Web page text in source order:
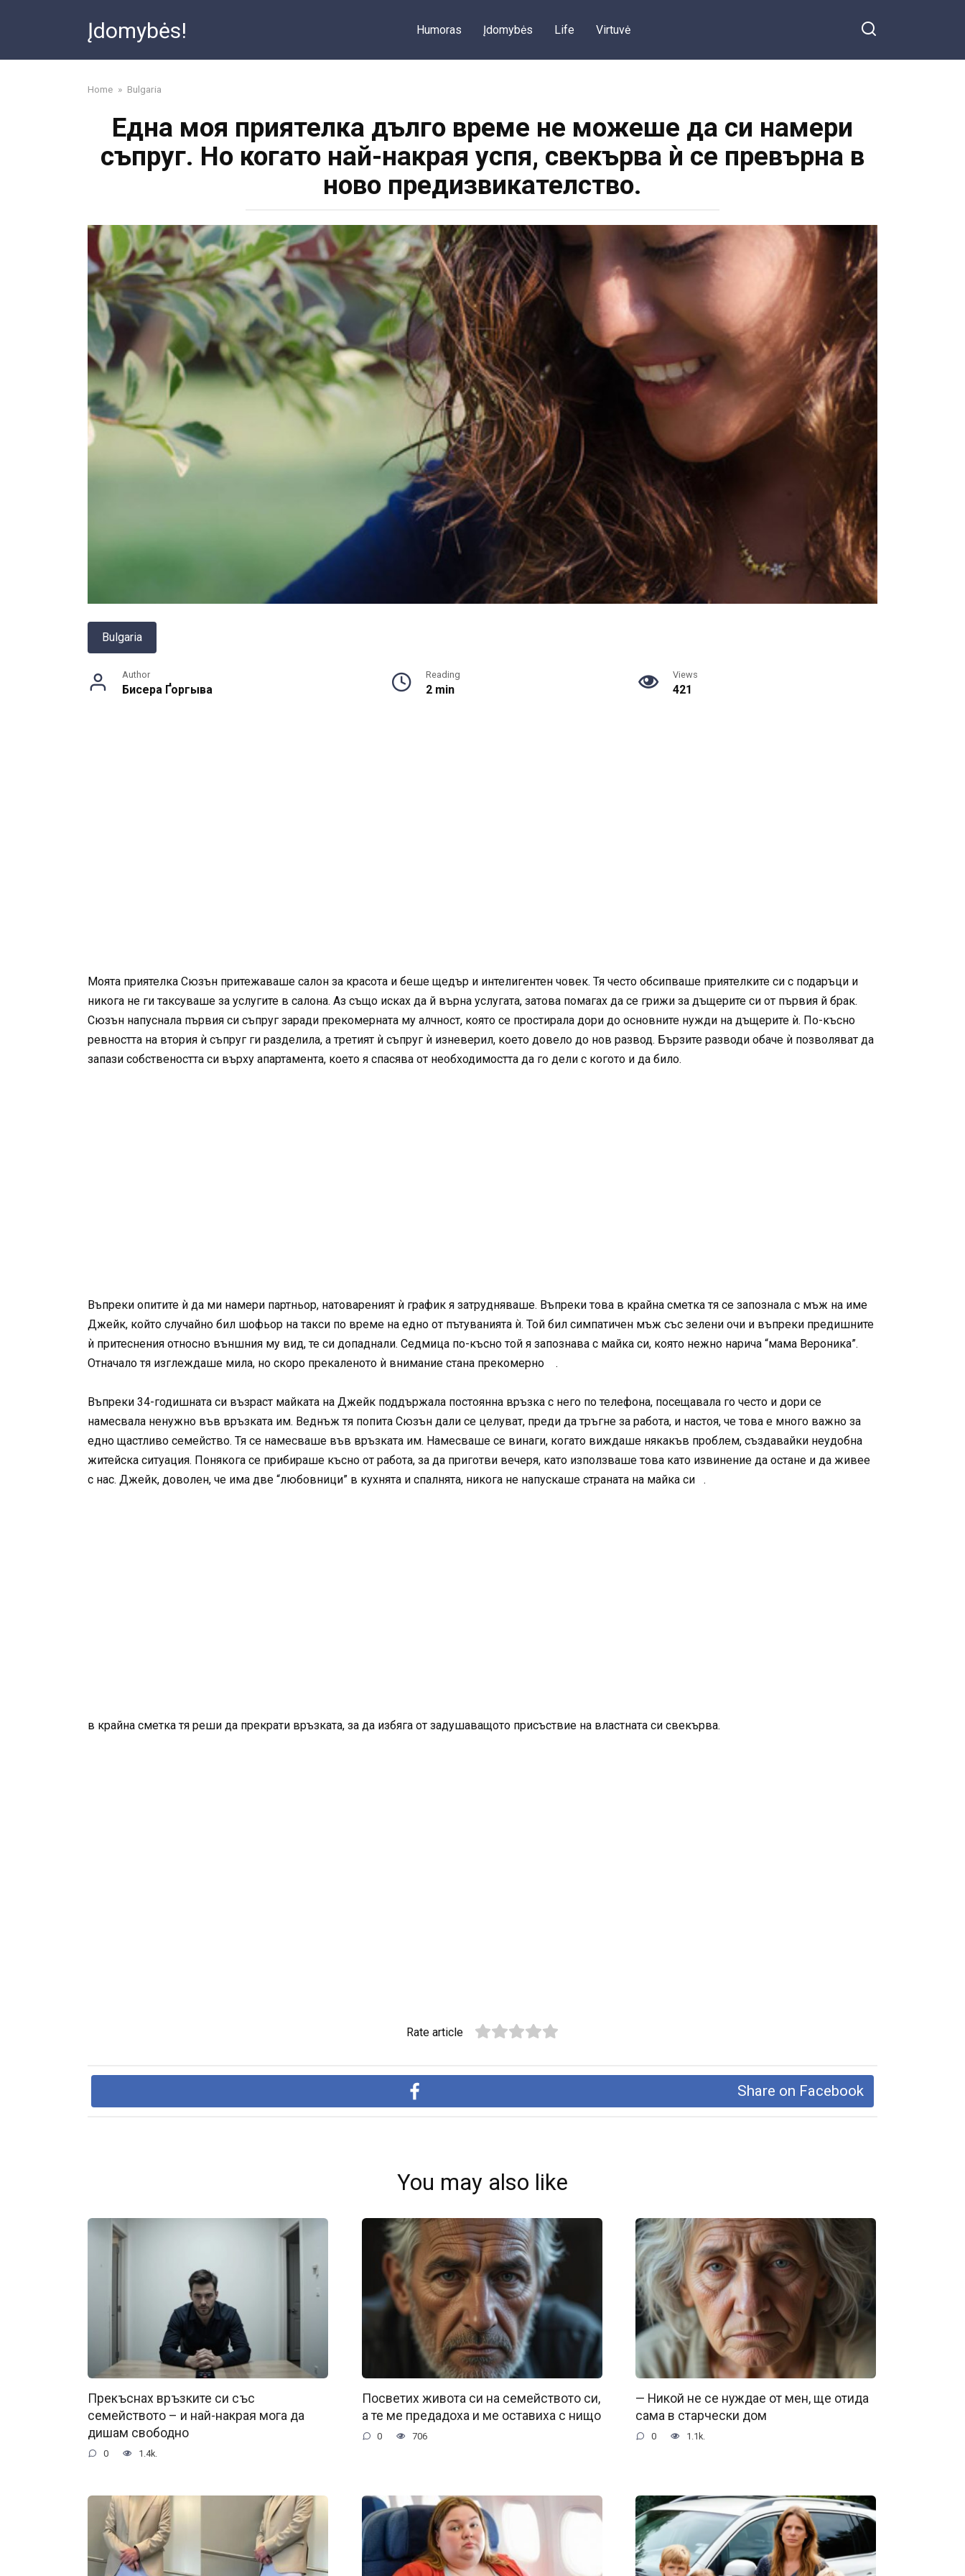
Įdomybės! Humoras Įdomybės Life Virtuvė
Home » Bulgaria
Една моя приятелка дълго време не можеше да си намери
съпруг. Но когато най-накрая успя, свекърва ѝ се превърна в
ново предизвикателство.
Bulgaria
Author
Бисера Ґоргыва
Reading
2 min
Views
421
Моята приятелка Сюзън притежаваше салон за красота и беше щедър и интелигентен човек. Тя често обсипваше приятелките си с подаръци и
никога не ги таксуваше за услугите в салона. Аз също исках да й върна услугата, затова помагах да се грижи за дъщерите си от първия й брак.
Сюзън напуснала първия си съпруг заради прекомерната му алчност, която се простирала дори до основните нужди на дъщерите ѝ. По-късно
ревността на втория ѝ съпруг ги разделила, а третият ѝ съпруг ѝ изневерил, което довело до нов развод. Бързите разводи обаче ѝ позволяват да
запази собствеността си върху апартамента, което я спасява от необходимостта да го дели с когото и да било.
Въпреки опитите ѝ да ми намери партньор, натовареният ѝ график я затрудняваше. Въпреки това в крайна сметка тя се запознала с мъж на име
Джейк, който случайно бил шофьор на такси по време на едно от пътуванията ѝ. Той бил симпатичен мъж със зелени очи и въпреки предишните
ѝ притеснения относно външния му вид, те си допаднали. Седмица по-късно той я запознава с майка си, която нежно нарича “мама Вероника”.
Отначало тя изглеждаше мила, но скоро прекаленото ѝ внимание стана прекомерно .
Въпреки 34-годишната си възраст майката на Джейк поддържала постоянна връзка с него по телефона, посещавала го често и дори се
намесвала ненужно във връзката им. Веднъж тя попита Сюзън дали се целуват, преди да тръгне за работа, и настоя, че това е много важно за
едно щастливо семейство. Тя се намесваше във връзката им. Намесваше се винаги, когато виждаше някакъв проблем, създавайки неудобна
житейска ситуация. Понякога се прибираше късно от работа, за да приготви вечеря, като използваше това като извинение да остане и да живее
с нас. Джейк, доволен, че има две “любовници” в кухнята и спалнята, никога не напускаше страната на майка си .
в крайна сметка тя реши да прекрати връзката, за да избяга от задушаващото присъствие на властната си свекърва.
Rate article
Share on Facebook
You may also like
Прекъснах връзките си със
семейството – и най-накрая мога да
дишам свободно
0 1.4k.
Посветих живота си на семейството си,
а те ме предадоха и ме оставиха с нищо
0 706
— Никой не се нуждае от мен, ще отида
сама в старчески дом
0 1.1k.